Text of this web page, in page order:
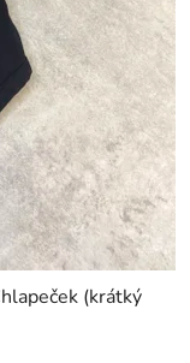
(krátký